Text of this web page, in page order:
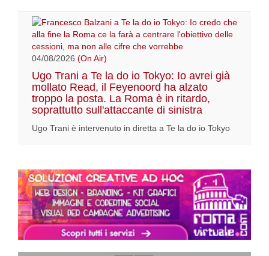
04/08/2026 (On Air)
Ugo Trani a Te la do io Tokyo: Io avrei già
mollato Read, il Feyenoord ha alzato
troppo la posta. La Roma è in ritardo,
soprattutto sull'attaccante di sinistra
Ugo Trani è intervenuto in diretta a Te la do io Tokyo